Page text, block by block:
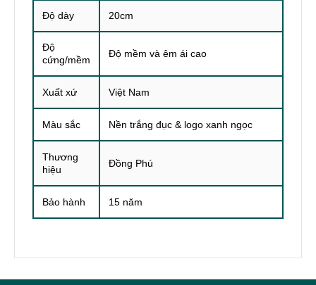
Độ dày 20cm
Độ
cứng/mềm
Độ mềm và êm ái cao
Xuất xứ Việt Nam
Màu sắc Nền trắng đục & logo xanh ngọc
Thương
hiệu
Đồng Phú
Bảo hành 15 năm